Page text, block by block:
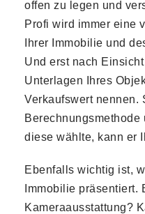
offen zu legen und
Profi wird immer eine
Ihrer Immobilie und
Und erst nach
Unterlagen Ihres
Verkaufswert nennen.
Berechnungsmethode
diese wählte, kann er
Ebenfalls wichtig ist,
Immobilie präsentiert.
Kameraausstattung?